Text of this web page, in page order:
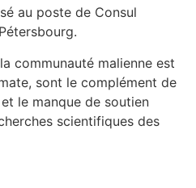
au poste de Consul
communauté malienne est
sont le complément de
le manque de soutien
scientifiques des